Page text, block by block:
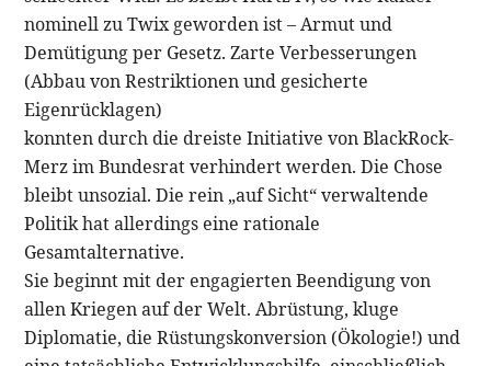
nominell zu Twix geworden ist – Armut und
Demütigung per Gesetz. Zarte Verbesserungen
(Abbau von Restriktionen und gesicherte
Eigenrücklagen)
konnten durch die dreiste Initiative von BlackRock-
Merz im Bundesrat verhindert werden. Die Chose
bleibt unsozial. Die rein „auf Sicht“ verwaltende
Politik hat allerdings eine rationale
Gesamtalternative.
Sie beginnt mit der engagierten Beendigung von
allen Kriegen auf der Welt. Abrüstung, kluge
Diplomatie, die Rüstungskonversion (Ökologie!) und